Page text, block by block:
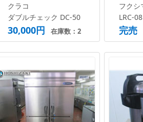
クラコ
ダブルチェック DC-50
30,000円 在庫数：2
フクシ
LRC-
完売